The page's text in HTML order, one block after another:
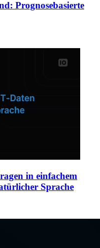
Prognosebasierte
in einfachem
Sprache